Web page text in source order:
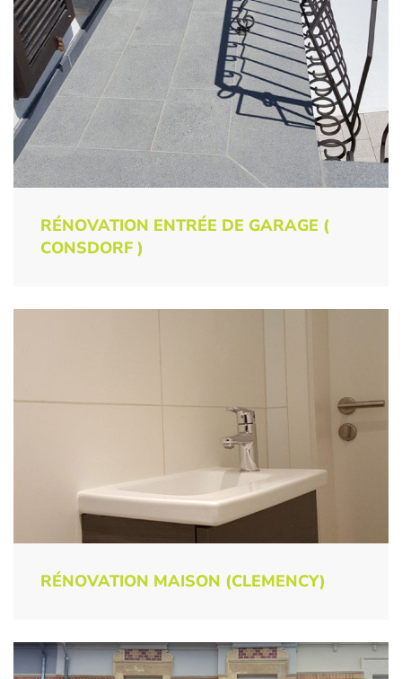
RÉNOVATION ENTRÉE DE GARAGE (
CONSDORF )
RÉNOVATION MAISON (CLEMENCY)